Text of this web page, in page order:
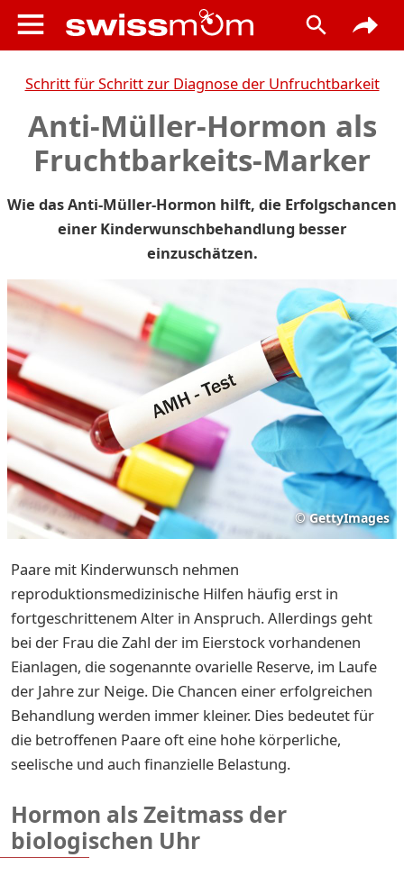
Schritt für Schritt zur Diagnose der Unfruchtbarkeit
Anti-Müller-Hormon als
Fruchtbarkeits-Marker
Wie das Anti-Müller-Hormon hilft, die Erfolgschancen
einer Kinderwunschbehandlung besser
einzuschätzen.
© GettyImages
Paare mit Kinderwunsch nehmen
reproduktionsmedizinische Hilfen häufig erst in
fortgeschrittenem Alter in Anspruch. Allerdings geht
bei der Frau die Zahl der im Eierstock vorhandenen
Eianlagen, die sogenannte ovarielle Reserve, im Laufe
der Jahre zur Neige. Die Chancen einer erfolgreichen
Behandlung werden immer kleiner. Dies bedeutet für
die betroffenen Paare oft eine hohe körperliche,
seelische und auch finanzielle Belastung.
Hormon als Zeitmass der
biologischen Uhr